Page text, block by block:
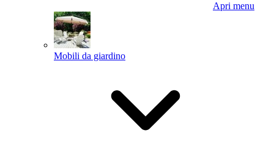
Apri menu
Mobili da giardino